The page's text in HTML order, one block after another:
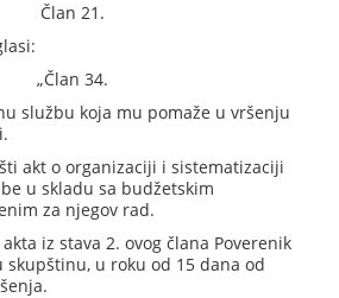
Član 21.
„Član 34.
službu koja mu pomaže u vršenju
akt o organizaciji i sistematizaciji
u skladu sa budžetskim
za njegov rad.
iz stava 2. ovog člana Poverenik
skupštinu, u roku od 15 dana od